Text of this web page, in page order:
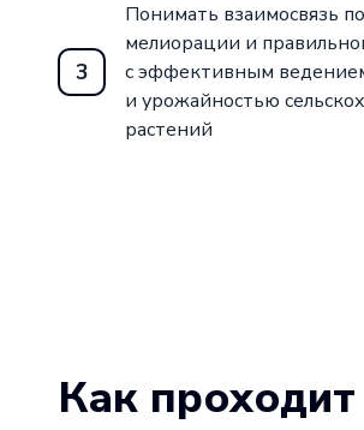
3
Понимать взаимосвязь
мелиорации и
с эффективным
и урожайностью
растений
Как